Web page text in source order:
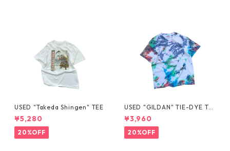
USED "Takeda Shingen" TEE
¥5,280
20%OFF
USED "GILDAN" TIE-DYE TE
E
¥3,960
20%OFF